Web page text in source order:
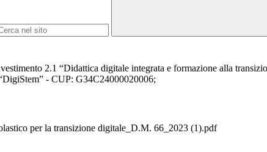
2.1 “Didattica digitale integrata e formazione alla
- CUP: G34C24000020006;
per la transizione digitale_D.M. 66_2023 (1).pdf